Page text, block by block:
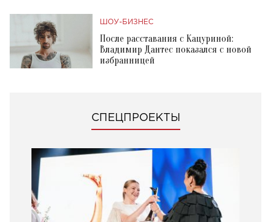
ШОУ-БИЗНЕС
После расставания с Кацуриной:
Владимир Дантес показался с новой
избранницей
СПЕЦПРОЕКТЫ